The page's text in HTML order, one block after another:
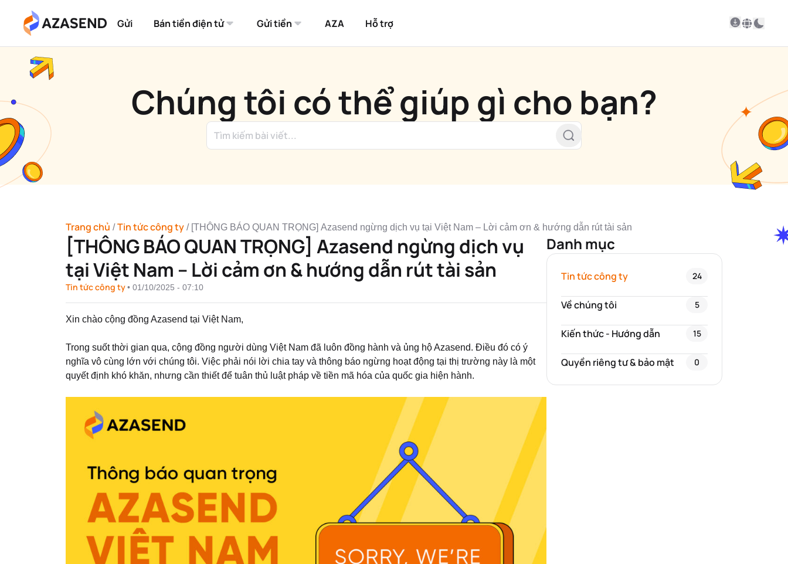
Gửi Bán tiền điện tử Gửi tiền AZA Hỗ trợ
Chúng tôi có thể giúp gì cho bạn?
Trang chủ /Tin tức công ty / [THÔNG BÁO QUAN TRỌNG] Azasend ngừng dịch vụ tại Việt Nam – Lời cảm ơn & hướng dẫn rút tài sản
[THÔNG BÁO QUAN TRỌNG] Azasend ngừng dịch vụ
tại Việt Nam – Lời cảm ơn & hướng dẫn rút tài sản
Tin tức công ty• 01/10/2025 - 07:10
Xin chào cộng đồng Azasend tại Việt Nam,
Trong suốt thời gian qua, cộng đồng người dùng Việt Nam đã luôn đồng hành và ủng hộ Azasend. Điều đó có ý
nghĩa vô cùng lớn với chúng tôi. Việc phải nói lời chia tay và thông báo ngừng hoạt động tại thị trường này là một
quyết định khó khăn, nhưng cần thiết để tuân thủ luật pháp về tiền mã hóa của quốc gia hiện hành.
Danh mục
Tin tức công ty 24
Về chúng tôi 5
Kiến thức - Hướng dẫn 15
Quyền riêng tư & bảo mật 0